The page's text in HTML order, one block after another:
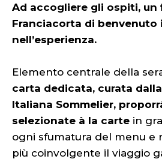
Ad accogliere gli ospiti, un
Franciacorta di benvenuto
nell’esperienza.
Elemento centrale della
carta dedicata, curata
Italiana Sommelier,
selezionate à la carte in
ogni sfumatura del menu e
più coinvolgente il viaggio